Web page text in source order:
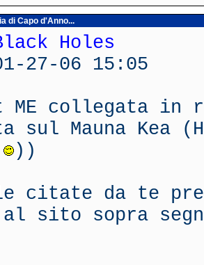
di Capo d'Anno...
Holes
27-06 15:05
ME collegata
sul Mauna Kea
))
citate da te
al sito sopra